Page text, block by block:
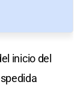
inicio del